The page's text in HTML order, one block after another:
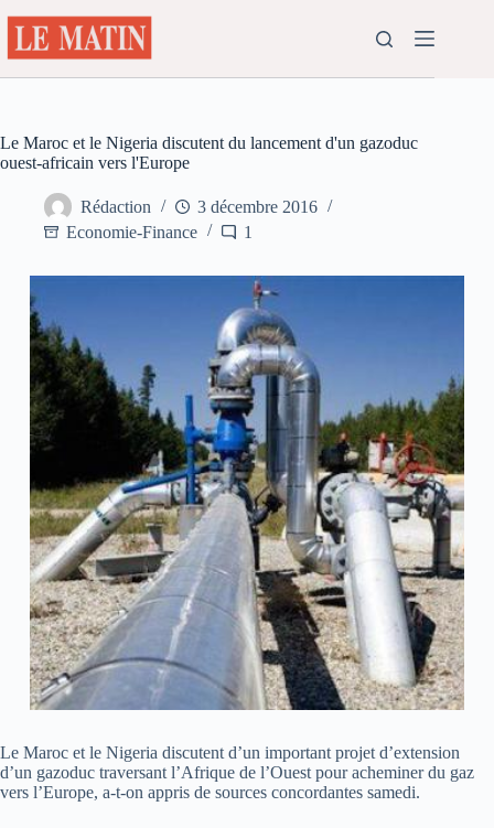
au
contenu
Le Maroc et le Nigeria discutent du lancement d'un gazoduc
ouest-africain vers l'Europe
Rédaction
3 décembre 2016
Economie-Finance
1
Le Maroc et le Nigeria discutent d’un important projet d’extension
d’un gazoduc traversant l’Afrique de l’Ouest pour acheminer du gaz
vers l’Europe, a-t-on appris de sources concordantes samedi.